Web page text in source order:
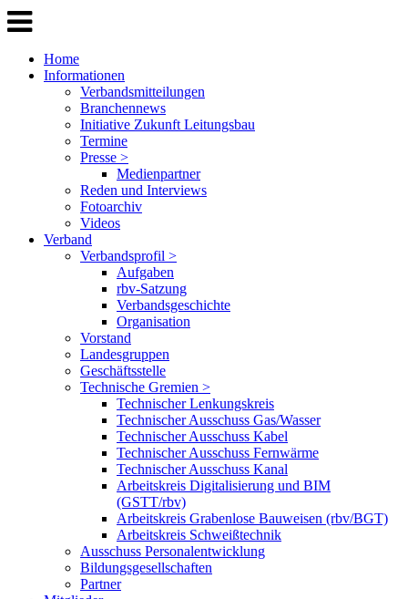
Home
Informationen
Verbandsmitteilungen
Branchennews
Initiative Zukunft Leitungsbau
Termine
Presse >
Medienpartner
Reden und Interviews
Fotoarchiv
Videos
Verband
Verbandsprofil >
Aufgaben
rbv-Satzung
Verbandsgeschichte
Organisation
Vorstand
Landesgruppen
Geschäftsstelle
Technische Gremien >
Technischer Lenkungskreis
Technischer Ausschuss Gas/Wasser
Technischer Ausschuss Kabel
Technischer Ausschuss Fernwärme
Technischer Ausschuss Kanal
Arbeitskreis Digitalisierung und BIM
(GSTT/rbv)
Arbeitskreis Grabenlose Bauweisen (rbv/BGT)
Arbeitskreis Schweißtechnik
Ausschuss Personalentwicklung
Bildungsgesellschaften
Partner